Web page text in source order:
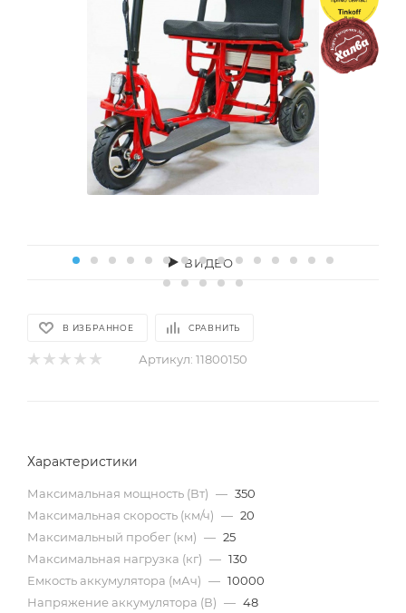
ВИДЕО
В ИЗБРАННОЕ СРАВНИТЬ
Артикул: 11800150
Характеристики
Максимальная мощность (Вт) — 350
Максимальная скорость (км/ч) — 20
Максимальный пробег (км) — 25
Максимальная нагрузка (кг) — 130
Емкость аккумулятора (мАч) — 10000
Напряжение аккумулятора (В) — 48